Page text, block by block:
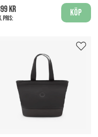
kr
pris:
Köp